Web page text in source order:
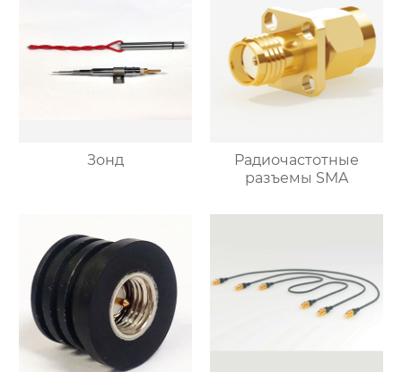
Зонд
Радиочастотные
разъемы SMA